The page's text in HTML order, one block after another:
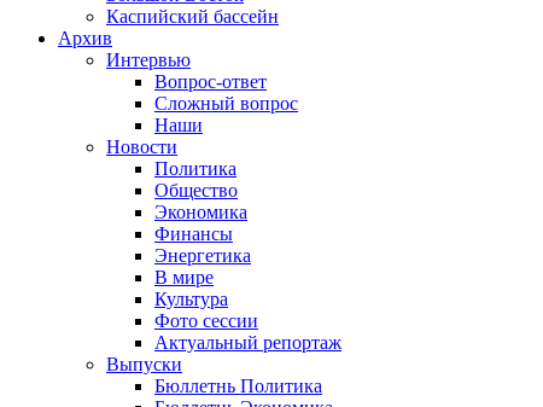
Каспийский бассейн
Архив
Интервью
Вопрос-ответ
Сложный вопрос
Наши
Новости
Политика
Общество
Экономика
Финансы
Энергетика
В мире
Культура
Фото сессии
Актуальный репортаж
Выпуски
Бюллетнь Политика